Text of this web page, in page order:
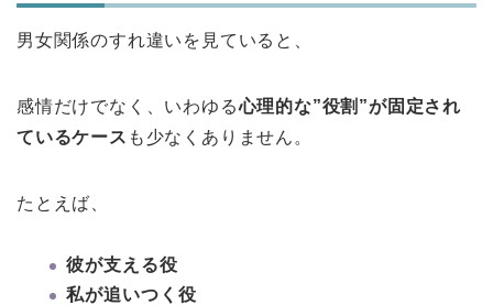
男女関係のすれ違いを見ていると、
感情だけでなく、いわゆる心理的な”役割”が固定され
ているケース も少なくありません。
たとえば、
彼が支える役
私が追いつく役